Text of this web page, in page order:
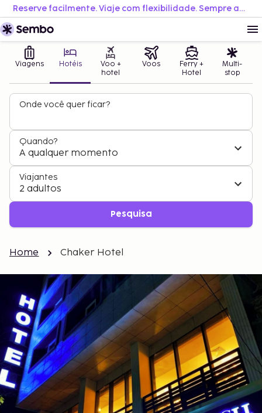
Reserve facilmente. Viaje com flexibilidade. Sempre ao melhor preço.
Viagens Hotéis
Voo +
hotel
Voos
Ferry +
Hotel
Multi-
stop
Onde você quer ficar?
Quando?
A qualquer momento
Viajantes
2 adultos
Pesquisa
Home Chaker Hotel